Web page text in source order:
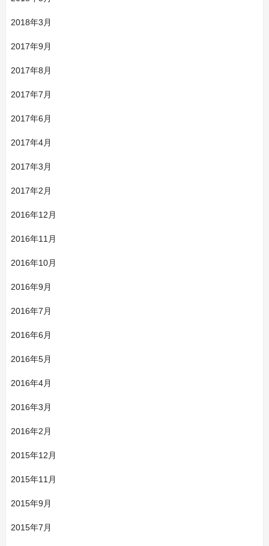
2018年3月
2017年9月
2017年8月
2017年7月
2017年6月
2017年4月
2017年3月
2017年2月
2016年12月
2016年11月
2016年10月
2016年9月
2016年7月
2016年6月
2016年5月
2016年4月
2016年3月
2016年2月
2015年12月
2015年11月
2015年9月
2015年7月